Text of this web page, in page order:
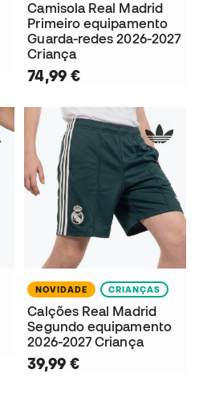
Camisola Real Madrid
Primeiro equipamento
Guarda-redes 2026-2027
Criança
74,99 €
NOVIDADE CRIANÇAS
Calções Real Madrid
Segundo equipamento
2026-2027 Criança
39,99 €